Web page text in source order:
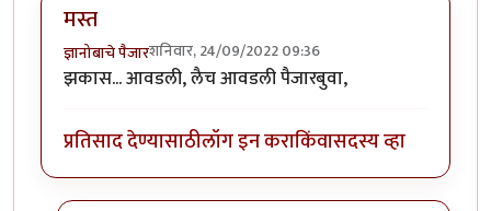
मस्त
ज्ञानोबाचे पैजारशनिवार, 24/09/2022 09:36
झकास... आवडली, लैच आवडली पैजारबुवा,
प्रतिसाद देण्यासाठीलॉग इन कराकिंवासदस्य व्हा